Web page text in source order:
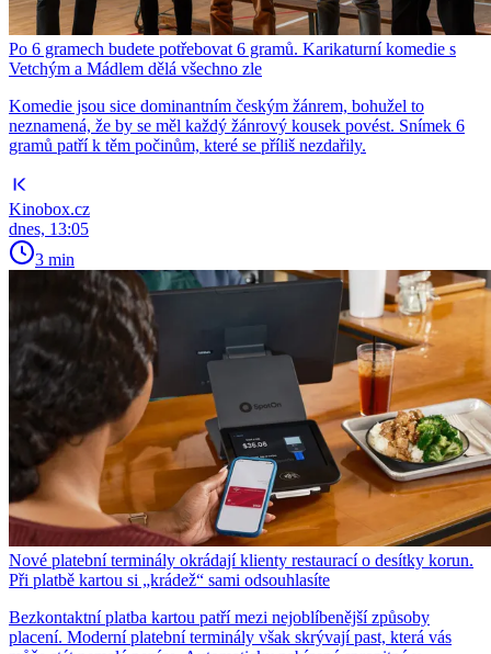
Po 6 gramech budete potřebovat 6 gramů. Karikaturní komedie s
Vetchým a Mádlem dělá všechno zle
Komedie jsou sice dominantním českým žánrem, bohužel to
neznamená, že by se měl každý žánrový kousek povést. Snímek 6
gramů patří k těm počinům, které se příliš nezdařily.
Kinobox.cz
dnes, 13:05
3 min
Nové platební terminály okrádají klienty restaurací o desítky korun.
Při platbě kartou si „krádež“ sami odsouhlasíte
Bezkontaktní platba kartou patří mezi nejoblíbenější způsoby
placení. Moderní platební terminály však skrývají past, která vás